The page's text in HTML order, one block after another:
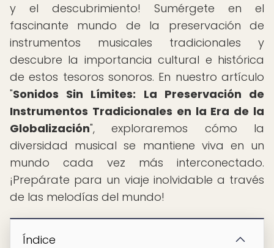
y el descubrimiento! Sumérgete en el
fascinante mundo de la preservación de
instrumentos musicales tradicionales y
descubre la importancia cultural e histórica
de estos tesoros sonoros. En nuestro artículo
"Sonidos Sin Límites: La Preservación de
Instrumentos Tradicionales en la Era de la
Globalización", exploraremos cómo la
diversidad musical se mantiene viva en un
mundo cada vez más interconectado.
¡Prepárate para un viaje inolvidable a través
de las melodías del mundo!
Índice